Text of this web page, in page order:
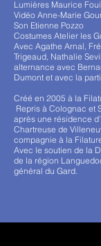
Lumières Maurice
Vidéo Anne-Marie
Son Etienne Pozzo
Costumes Atelier les
Avec Agathe Arnal,
Trigeaud, Nathalie
alternance avec
Dumont et avec la
Créé en 2005 à la
Repris à Colognac et
après une résidence
Chartreuse de
compagnie à la
Avec le soutien de la
de la région
général du Gard.